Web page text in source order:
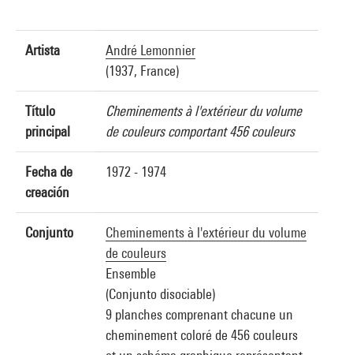
Artista
André Lemonnier
(1937, France)
Título
principal
Cheminements à l'extérieur du volume
de couleurs comportant 456 couleurs
Fecha de
creación
1972 - 1974
Conjunto
Cheminements à l'extérieur du volume
de couleurs
Ensemble
(Conjunto disociable)
9 planches comprenant chacune un
cheminement coloré de 456 couleurs